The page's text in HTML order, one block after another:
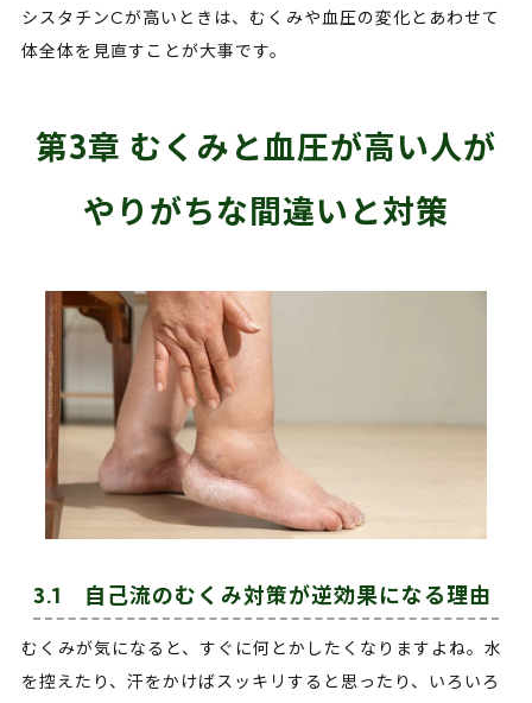
シスタチンCが高いときは、むくみや血圧の変化とあわせて
体全体を見直すことが大事です。
第3章 むくみと血圧が高い人が
やりがちな間違いと対策
3.1 自己流のむくみ対策が逆効果になる理由
むくみが気になると、すぐに何とかしたくなりますよね。水
を控えたり、汗をかけばスッキリすると思ったり、いろいろ